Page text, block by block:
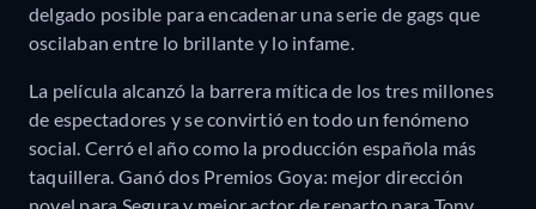
delgado posible para encadenar una serie de gags que
oscilaban entre lo brillante y lo infame.
La película alcanzó la barrera mítica de los tres millones
de espectadores y se convirtió en todo un fenómeno
social. Cerró el año como la producción española más
taquillera. Ganó dos Premios Goya: mejor dirección